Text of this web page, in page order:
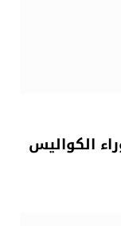
الكواليس